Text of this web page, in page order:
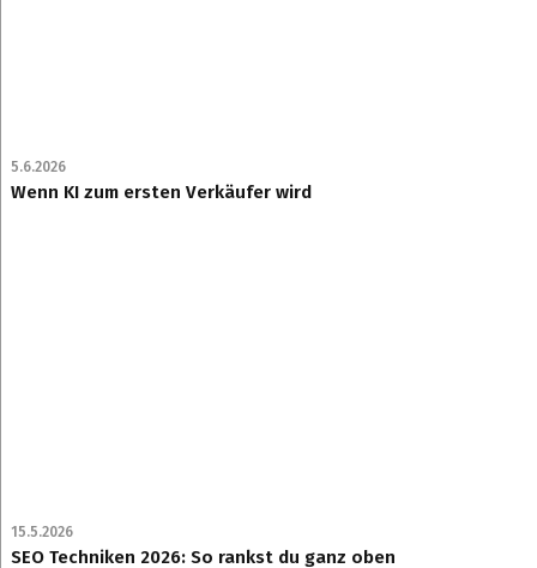
5.6.2026
Wenn KI zum ersten Verkäufer wird
15.5.2026
SEO Techniken 2026: So rankst du ganz oben